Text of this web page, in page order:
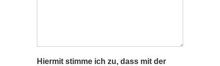
Hiermit stimme ich zu, dass mit der